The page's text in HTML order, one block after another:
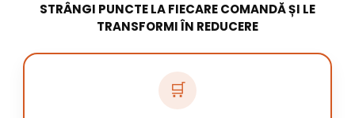
STRÂNGI PUNCTE LA FIECARE COMANDĂ ȘI LE
TRANSFORMI ÎN REDUCERE
🛒